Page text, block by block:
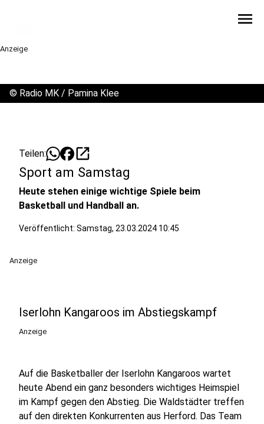
menu
Anzeige
© Radio MK / Pamina Klee
Teilen: open_in_new
Sport am Samstag
Heute stehen einige wichtige Spiele beim
Basketball und Handball an.
Veröffentlicht: Samstag, 23.03.2024 10:45
Anzeige
Iserlohn Kangaroos im Abstiegskampf
Anzeige
Auf die Basketballer der Iserlohn Kangaroos wartet
heute Abend ein ganz besonders wichtiges Heimspiel
im Kampf gegen den Abstieg. Die Waldstädter treffen
auf den direkten Konkurrenten aus Herford. Das Team